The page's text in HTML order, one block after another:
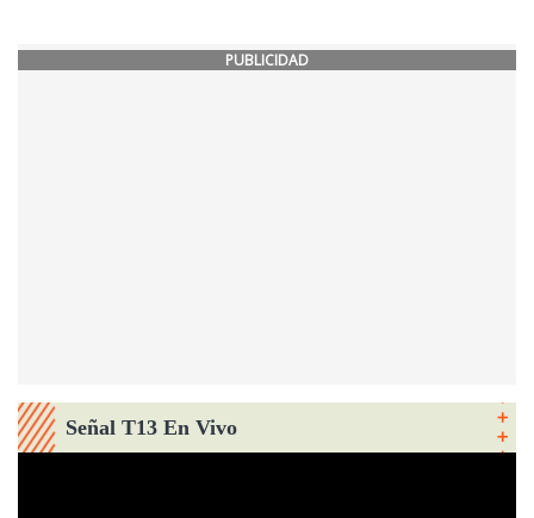
PUBLICIDAD
Señal T13 En Vivo